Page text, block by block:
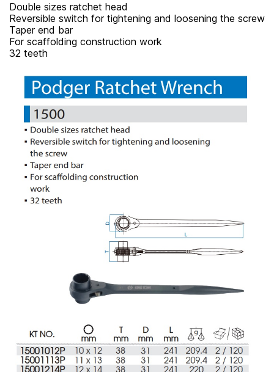
Double sizes ratchet head
Reversible switch for tightening and loosening the screw
Taper end bar
For scaffolding construction work
32 teeth